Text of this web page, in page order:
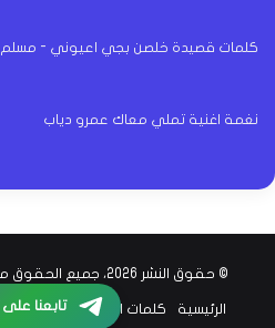
كلمات قصيدة خلصن بجي اعيوني - مسلم
نغمة اغنية تملي معاك عمرو دياب
© حقوق النشر 2026، جميع الحقوق محفوظة |
الرئيسية كلمات اغاني اخبار الفن
تابعنا على